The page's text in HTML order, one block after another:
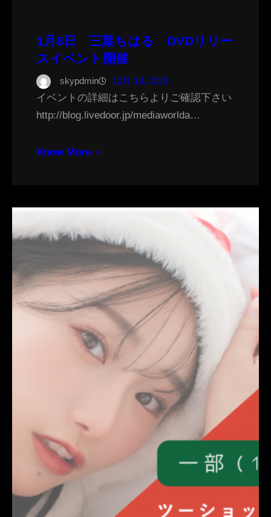
1月8日 三葉ちはる DVDリリー
スイベント開催
skypdmin 12月 13, 2023
イベントの詳細はこちらよりご確認下さい
http://blog.livedoor.jp/mediaworlda…
Know More